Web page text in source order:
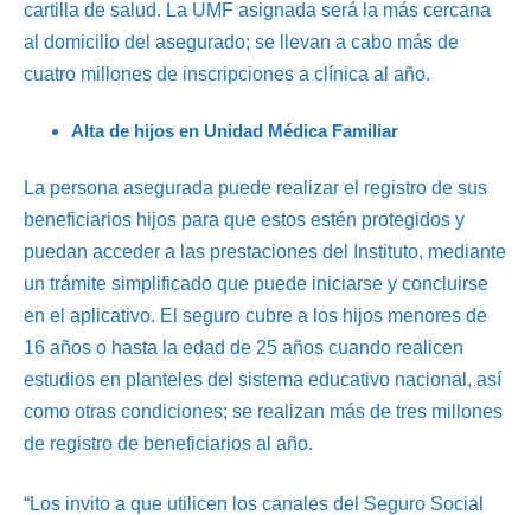
cartilla de salud. La UMF asignada será la más cercana
al domicilio del asegurado; se llevan a cabo más de
cuatro millones de inscripciones a clínica al año.
Alta de hijos en Unidad Médica Familiar
La persona asegurada puede realizar el registro de sus
beneficiarios hijos para que estos estén protegidos y
puedan acceder a las prestaciones del Instituto, mediante
un trámite simplificado que puede iniciarse y concluirse
en el aplicativo. El seguro cubre a los hijos menores de
16 años o hasta la edad de 25 años cuando realicen
estudios en planteles del sistema educativo nacional, así
como otras condiciones; se realizan más de tres millones
de registro de beneficiarios al año.
“Los invito a que utilicen los canales del Seguro Social